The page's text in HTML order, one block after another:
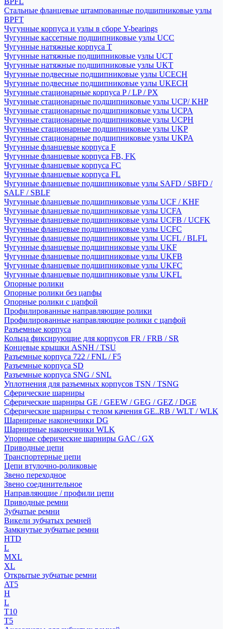
Стальные фланцевые штампованные подшипниковые узлы
BPFT
Чугунные корпуса и узлы в сборе Y-bearings
Чугунные кассетные подшипниковые узлы UCC
Чугунные натяжные корпуса T
Чугунные натяжные подшипниковые узлы UCT
Чугунные натяжные подшипниковые узлы UKT
Чугунные подвесные подшипниковые узлы UCECH
Чугунные подвесные подшипниковые узлы UKECH
Чугунные стационарные корпуса P / LP / PX
Чугунные стационарные подшипниковые узлы UCP/ KHP
Чугунные стационарные подшипниковые узлы UCPA
Чугунные стационарные подшипниковые узлы UCPH
Чугунные стационарные подшипниковые узлы UKP
Чугунные стационарные подшипниковые узлы UKPA
Чугунные фланцевые корпуса F
Чугунные фланцевые корпуса FB, FK
Чугунные фланцевые корпуса FC
Чугунные фланцевые корпуса FL
Чугунные фланцевые подшипниковые узлы SAFD / SBFD /
SALF / SBLF
Чугунные фланцевые подшипниковые узлы UCF / KHF
Чугунные фланцевые подшипниковые узлы UCFA
Чугунные фланцевые подшипниковые узлы UCFB / UCFK
Чугунные фланцевые подшипниковые узлы UCFC
Чугунные фланцевые подшипниковые узлы UCFL / BLFL
Чугунные фланцевые подшипниковые узлы UKF
Чугунные фланцевые подшипниковые узлы UKFB
Чугунные фланцевые подшипниковые узлы UKFC
Чугунные фланцевые подшипниковые узлы UKFL
Опорные ролики
Опорные ролики без цапфы
Опорные ролики с цапфой
Профилированные направляющие ролики
Профилированные направляющие ролики с цапфой
Разъемные корпуса
Кольца фиксирующие для корпусов FR / FRB / SR
Концевые крышки ASNH / TSU
Разъемные корпуса 722 / FNL / F5
Разъемные корпуса SD
Разъемные корпуса SNG / SNL
Уплотнения для разъемных корпусов TSN / TSNG
Сферические шарниры
Сферические шарниры GE / GEEW / GEG / GEZ / DGE
Сферические шарниры с телом качения GE..RB / WLT / WLK
Шарнирные наконечники DG
Шарнирные наконечники WLK
Упорные сферические шарниры GAC / GX
Приводные цепи
Транспортерные цепи
Цепи втулочно-роликовые
Звено переходное
Звено соединительное
Направляющие / профили цепи
Приводные ремни
Зубчатые ремни
Викели зубчатых ремней
Замкнутые зубчатые ремни
HTD
L
MXL
XL
Открытые зубчатые ремни
AT5
H
L
T10
T5